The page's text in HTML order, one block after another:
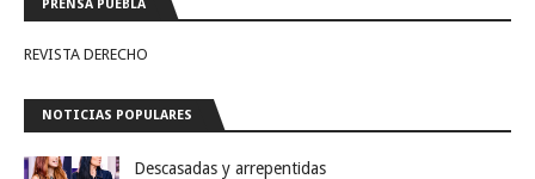
PRENSA PUEBLA
REVISTA DERECHO
NOTICIAS POPULARES
Descasadas y arrepentidas